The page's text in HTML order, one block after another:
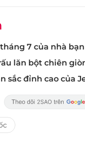
7 của nhà
lăn bột chiên
sắc đỉnh cao của